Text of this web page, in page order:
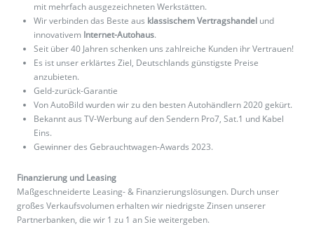
mit mehrfach ausgezeichneten Werkstätten.
Wir verbinden das Beste aus klassischem Vertragshandel und
innovativem Internet-Autohaus.
Seit über 40 Jahren schenken uns zahlreiche Kunden ihr Vertrauen!
Es ist unser erklärtes Ziel, Deutschlands günstigste Preise
anzubieten.
Geld-zurück-Garantie
Von AutoBild wurden wir zu den besten Autohändlern 2020 gekürt.
Bekannt aus TV-Werbung auf den Sendern Pro7, Sat.1 und Kabel
Eins.
Gewinner des Gebrauchtwagen-Awards 2023.
Finanzierung und Leasing
Maßgeschneiderte Leasing- & Finanzierungslösungen. Durch unser
großes Verkaufsvolumen erhalten wir niedrigste Zinsen unserer
Partnerbanken, die wir 1 zu 1 an Sie weitergeben.